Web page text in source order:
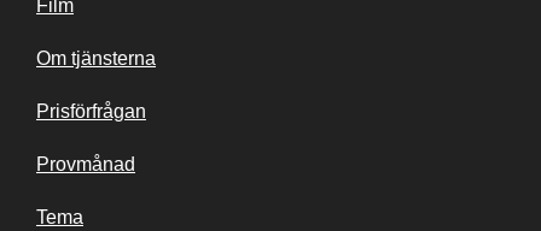
Film
Om tjänsterna
Prisförfrågan
Provmånad
Tema